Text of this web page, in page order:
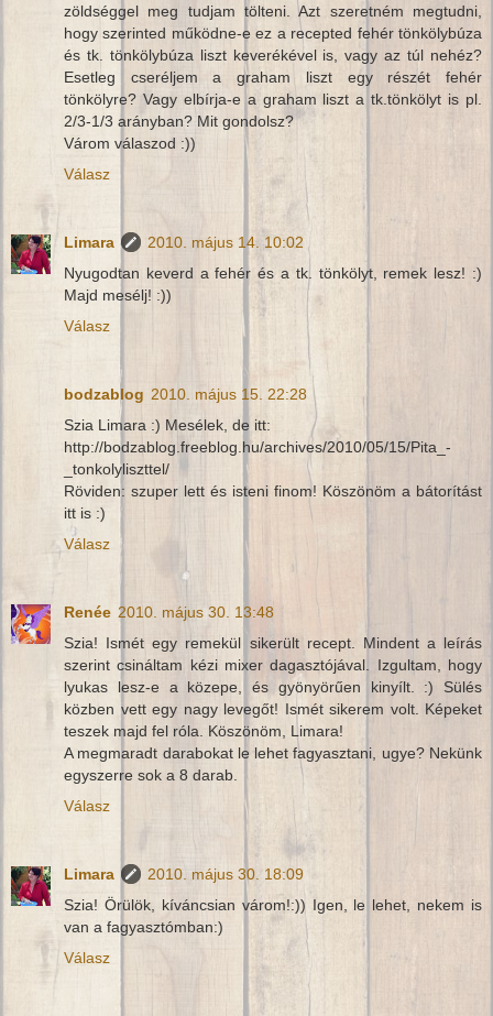
zöldséggel meg tudjam tölteni. Azt szeretném megtudni,
hogy szerinted működne-e ez a recepted fehér tönkölybúza
és tk. tönkölybúza liszt keverékével is, vagy az túl nehéz?
Esetleg cseréljem a graham liszt egy részét fehér
tönkölyre? Vagy elbírja-e a graham liszt a tk.tönkölyt is pl.
2/3-1/3 arányban? Mit gondolsz?
Várom válaszod :))
Válasz
Limara
2010. május 14. 10:02
Nyugodtan keverd a fehér és a tk. tönkölyt, remek lesz! :)
Majd mesélj! :))
Válasz
bodzablog 2010. május 15. 22:28
Szia Limara :) Mesélek, de itt:
http://bodzablog.freeblog.hu/archives/2010/05/15/Pita_-
_tonkolyliszttel/
Röviden: szuper lett és isteni finom! Köszönöm a bátorítást
itt is :)
Válasz
Renée 2010. május 30. 13:48
Szia! Ismét egy remekül sikerült recept. Mindent a leírás
szerint csináltam kézi mixer dagasztójával. Izgultam, hogy
lyukas lesz-e a közepe, és gyönyörűen kinyílt. :) Sülés
közben vett egy nagy levegőt! Ismét sikerem volt. Képeket
teszek majd fel róla. Köszönöm, Limara!
A megmaradt darabokat le lehet fagyasztani, ugye? Nekünk
egyszerre sok a 8 darab.
Válasz
Limara
2010. május 30. 18:09
Szia! Örülök, kíváncsian várom!:)) Igen, le lehet, nekem is
van a fagyasztómban:)
Válasz